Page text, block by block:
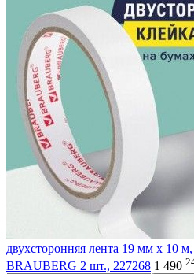
двухсторонняя лента 19 мм х
BRAUBERG 2 шт., 227268 1 490